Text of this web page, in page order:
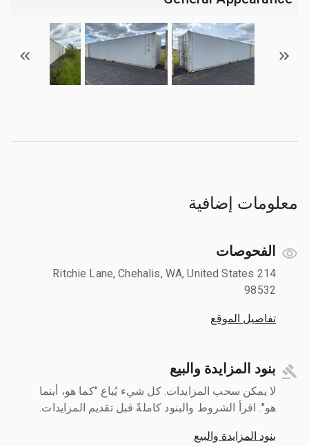
معلومات إضافية
الفحوصات
214 Ritchie Lane, Chehalis, WA, United States
98532
تفاصيل الموقع
بنود المزايدة والبيع
لا يمكن سحب المزايدات. كل شيء يُباع "كما هو، أينما
هو". اقرأ الشروط والبنود كاملةً قبل تقديم المزايدات.
بنود المزايدة والبيع